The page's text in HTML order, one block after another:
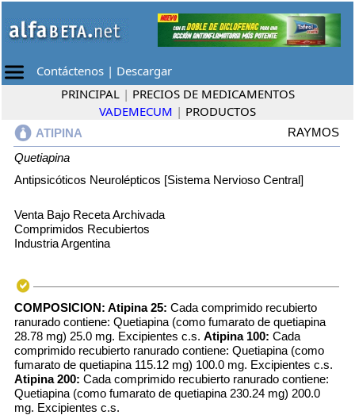
Contáctenos | Descargar
PRINCIPAL | PRECIOS DE MEDICAMENTOS
VADEMECUM | PRODUCTOS
ATIPINA
RAYMOS
Quetiapina
Antipsicóticos Neurolépticos [Sistema Nervioso Central]
Venta Bajo Receta Archivada
Comprimidos Recubiertos
Industria Argentina
COMPOSICION: Atipina 25: Cada comprimido recubierto
ranurado contiene: Quetiapina (como fumarato de quetiapina
28.78 mg) 25.0 mg. Excipientes c.s. Atipina 100: Cada
comprimido recubierto ranurado contiene: Quetiapina (como
fumarato de quetiapina 115.12 mg) 100.0 mg. Excipientes c.s.
Atipina 200: Cada comprimido recubierto ranurado contiene:
Quetiapina (como fumarato de quetiapina 230.24 mg) 200.0
mg. Excipientes c.s.